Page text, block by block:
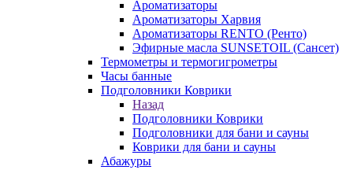
Ароматизаторы
Ароматизаторы Харвия
Ароматизаторы RENTO (Ренто)
Эфирные масла SUNSETOIL (Сансет)
Термометры и термогигрометры
Часы банные
Подголовники Коврики
Назад
Подголовники Коврики
Подголовники для бани и сауны
Коврики для бани и сауны
Абажуры